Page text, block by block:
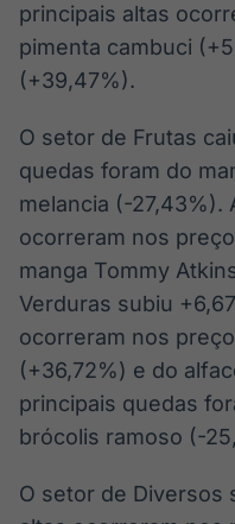
Soluções de Dados
e Conteúdos
principais altas
pimenta cambuci
(+39,47%).
O setor de Frutas
quedas foram do
melancia (-27,43%).
ocorreram nos
manga Tommy
Verduras subiu
ocorreram nos
(+36,72%) e do
principais quedas
brócolis ramoso (-
O setor de Diversos